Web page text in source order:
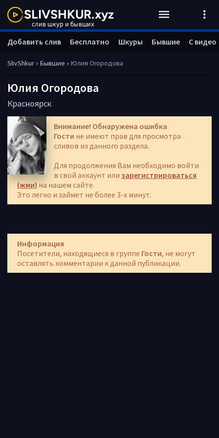
SlivShkur» Бывшие » Юлия Огородова
Юлия Огородова
Красноярск
Внимание! Обнаружена ошибка
Гости не имеют прав для просмотра
сливов из данного раздела.
Для продолжения Вам необходимо войти
в свой аккаунт или зарегистрироваться
(жми) на нашем сайте.
Это легко и займет не более 3-х минут.
Информация
Посетители, находящиеся в группе Гости, не могут
оставлять комментарии к данной публикации.
Добавить слив Бесплатно Шкуры Бывшие С видео